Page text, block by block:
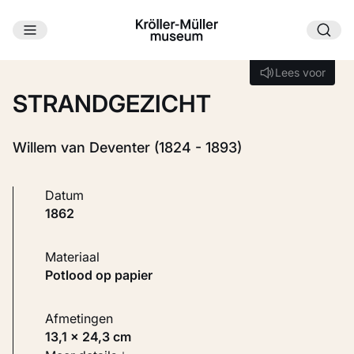
Ga naar hoofdinhoud
Lees voor
Lees voor
STRANDGEZICHT
Willem van Deventer (1824 - 1893)
Datum
1862
Materiaal
Potlood op papier
Afmetingen
13,1 × 24,3 cm